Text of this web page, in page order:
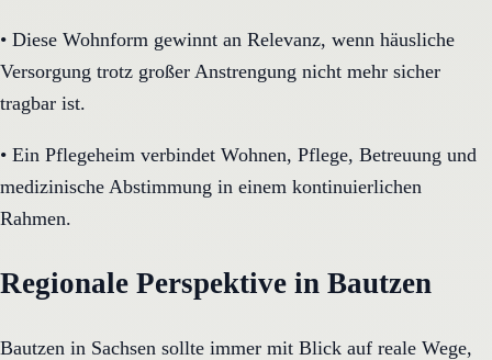
• Diese Wohnform gewinnt an Relevanz, wenn häusliche
Versorgung trotz großer Anstrengung nicht mehr sicher
tragbar ist.
• Ein Pflegeheim verbindet Wohnen, Pflege, Betreuung und
medizinische Abstimmung in einem kontinuierlichen
Rahmen.
Regionale Perspektive in Bautzen
Bautzen in Sachsen sollte immer mit Blick auf reale Wege,